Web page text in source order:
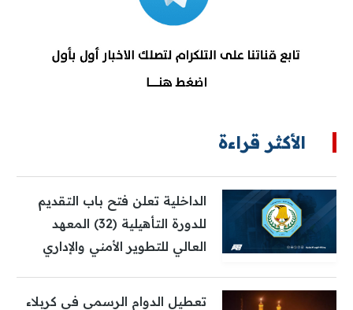
الأكثر قراءة
الداخلية تعلن فتح باب التقديم
للدورة التأهيلية (32) المعهد
العالي للتطوير الأمني والإداري
تعطيل الدوام الرسمي في كربلاء